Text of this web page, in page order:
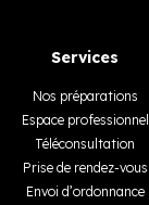
Services
Nos préparations
Espace professionnel
Téléconsultation
Prise de rendez-vous
Envoi d’ordonnance